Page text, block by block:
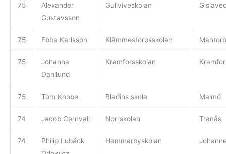
75
Alexander
Gustavsson
Gullviveskolan
75 Ebba Karlsson Klämmestorpsskolan Mantorp
75
Johanna
Dahllund
Kramforsskolan
75 Tom Knobe Bladins skola Malmö
74 Jacob Cernvall Norrskolan Tranås
74
Philip Lubäck
Hammarbyskolan